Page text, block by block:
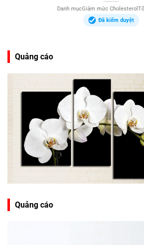
Danh mụcGiảm mức
Đã kiểm duyệt
Quảng cáo
Quảng cáo